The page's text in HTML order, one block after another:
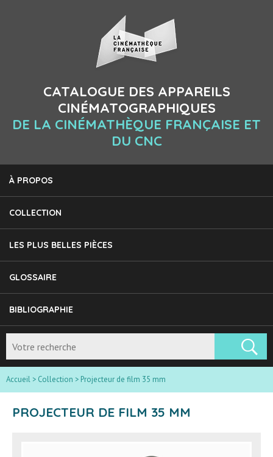
CATALOGUE DES APPAREILS
CINÉMATOGRAPHIQUES
DE LA CINÉMATHÈQUE FRANÇAISE ET
DU CNC
À PROPOS
COLLECTION
LES PLUS BELLES PIÈCES
GLOSSAIRE
BIBLIOGRAPHIE
Accueil > Collection > Projecteur de film 35 mm
PROJECTEUR DE FILM 35 MM